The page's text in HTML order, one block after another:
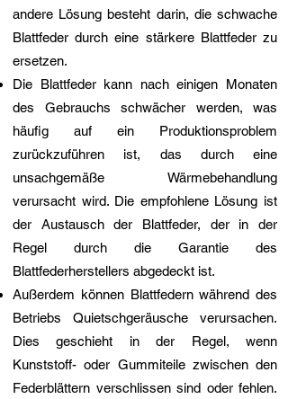
andere Lösung besteht darin, die schwache
Blattfeder durch eine stärkere Blattfeder zu
ersetzen.
Die Blattfeder kann nach einigen Monaten
des Gebrauchs schwächer werden, was
häufig auf ein Produktionsproblem
zurückzuführen ist, das durch eine
unsachgemäße Wärmebehandlung
verursacht wird. Die empfohlene Lösung ist
der Austausch der Blattfeder, der in der
Regel durch die Garantie des
Blattfederherstellers abgedeckt ist.
Außerdem können Blattfedern während des
Betriebs Quietschgeräusche verursachen.
Dies geschieht in der Regel, wenn
Kunststoff- oder Gummiteile zwischen den
Federblättern verschlissen sind oder fehlen.